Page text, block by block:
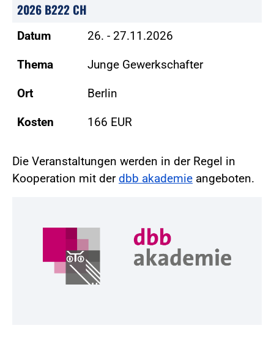
2026 B222 CH
Datum 26. - 27.11.2026
Thema Junge Gewerkschafter
Ort Berlin
Kosten 166 EUR
Die Veranstaltungen werden in der Regel in
Kooperation mit derdbb akademie angeboten.